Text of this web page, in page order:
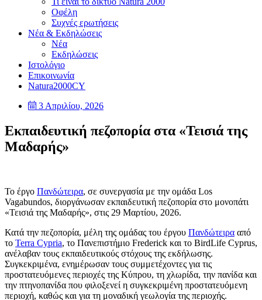
Οφέλη
Συχνές ερωτήσεις
Νέα & Εκδηλώσεις
Νέα
Εκδηλώσεις
Ιστολόγιο
Επικοινωνία
Natura2000CY
3 Απριλίου, 2026
Εκπαιδευτική πεζοπορία στα «Τεισιά της
Μαδαρής»
Το έργο Πανδώτειρα, σε συνεργασία με την ομάδα Los
Vagabundos, διοργάνωσαν εκπαιδευτική πεζοπορία στο μονοπάτι
«Τεισιά της Μαδαρής», στις 29 Μαρτίου, 2026.
Κατά την πεζοπορία, μέλη της ομάδας του έργου Πανδώτειρα από
το Terra Cypria, το Πανεπιστήμιο Frederick και το BirdLife Cyprus,
ανέλαβαν τους εκπαιδευτικούς στόχους της εκδήλωσης.
Συγκεκριμένα, ενημέρωσαν τους συμμετέχοντες για τις
προστατευόμενες περιοχές της Κύπρου, τη χλωρίδα, την πανίδα και
την πτηνοπανίδα που φιλοξενεί η συγκεκριμένη προστατευόμενη
περιοχή, καθώς και για τη μοναδική γεωλογία της περιοχής.